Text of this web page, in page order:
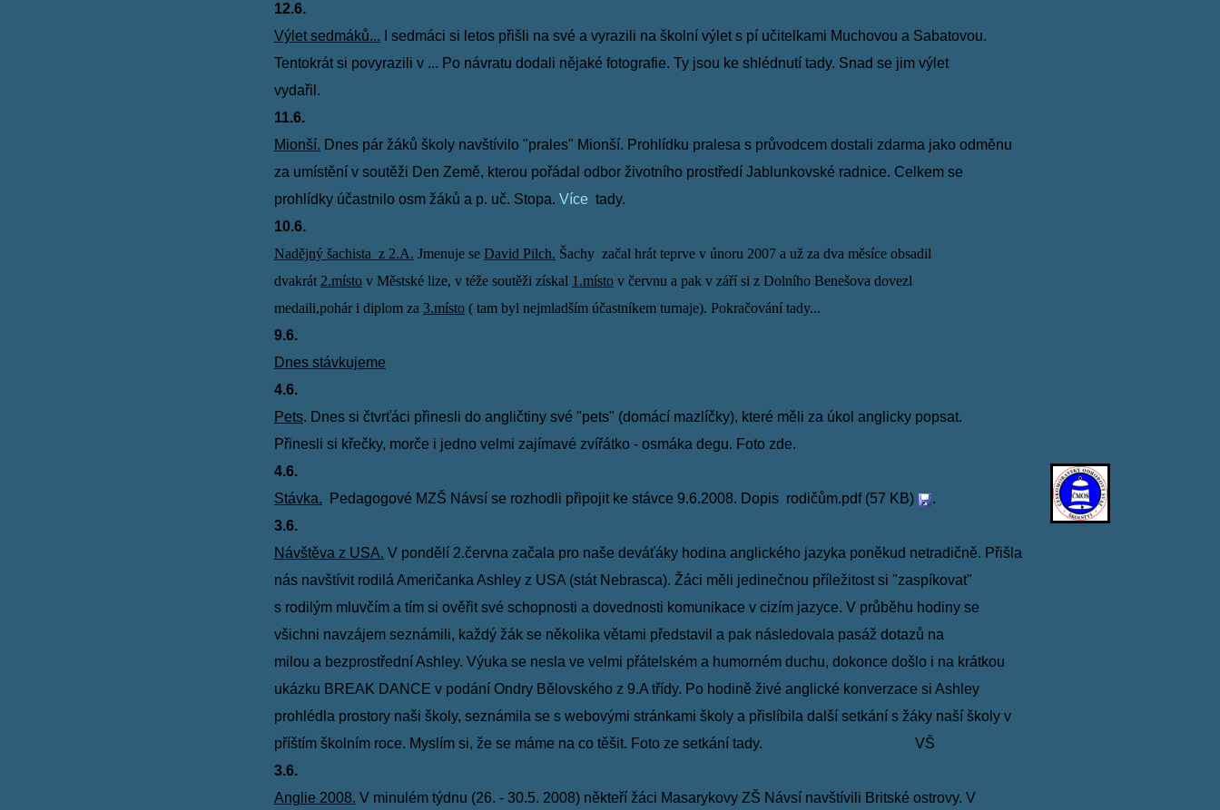
12.6.
Výlet sedmáků... I sedmáci si letos přišli na své a vyrazili na školní výlet s pí učitelkami Muchovou a Sabatovou.
Tentokrát si povyrazili v ... Po návratu dodali nějaké fotografie. Ty jsou ke shlédnutí tady. Snad se jim výlet
vydařil.
11.6.
Mionší. Dnes pár žáků školy navštívilo "prales" Mionší. Prohlídku pralesa s průvodcem dostali zdarma jako odměnu
za umístění v soutěži Den Země, kterou pořádal odbor životního prostředí Jablunkovské radnice. Celkem se
prohlídky účastnilo osm žáků a p. uč. Stopa. Více tady.
10.6.
Nadějný šachista z 2.A. Jmenuje se David Pilch. Šachy začal hrát teprve v únoru 2007 a už za dva měsíce obsadil
dvakrát 2.místo v Městské lize, v téže soutěži získal 1.místo v červnu a pak v září si z Dolního Benešova dovezl
medaili,pohár i diplom za 3.místo ( tam byl nejmladším účastníkem turnaje). Pokračování tady...
9.6.
Dnes stávkujeme
4.6.
Pets. Dnes si čtvrťáci přinesli do angličtiny své "pets" (domácí mazlíčky), které měli za úkol anglicky popsat.
Přinesli si křečky, morče i jedno velmi zajímavé zvířátko - osmáka degu. Foto zde.
4.6.
Stávka. Pedagogové MZŠ Návsí se rozhodli připojit ke stávce 9.6.2008. Dopis rodičům.pdf (57 KB)
.
3.6.
Návštěva z USA. V pondělí 2.června začala pro naše deváťáky hodina anglického jazyka poněkud netradičně. Přišla
nás navštívit rodilá Američanka Ashley z USA (stát Nebrasca). Žáci měli jedinečnou příležitost si "zaspíkovat"
s rodilým mluvčím a tím si ověřit své schopnosti a dovednosti komunikace v cizím jazyce. V průběhu hodiny se
všichni navzájem seznámili, každý žák se několika větami představil a pak následovala pasáž dotazů na
milou a bezprostřední Ashley. Výuka se nesla ve velmi přátelském a humorném duchu, dokonce došlo i na krátkou
ukázku BREAK DANCE v podání Ondry Bělovského z 9.A třídy. Po hodině živé anglické konverzace si Ashley
prohlédla prostory naši školy, seznámila se s webovými stránkami školy a přislíbila další setkání s žáky naší školy v
příštím školním roce. Myslím si, že se máme na co těšit. Foto ze setkání tady. VŠ
3.6.
Anglie 2008. V minulém týdnu (26. - 30.5. 2008) někteří žáci Masarykovy ZŠ Návsí navštívili Britské ostrovy. V